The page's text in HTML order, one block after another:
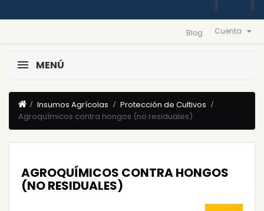
Cuenta 
Blog
MENÚ
Insumos Agrícolas
Protección de Cultivos
Agroquímicos contra hongos (no residuales)
AGROQUÍMICOS CONTRA HONGOS
(NO RESIDUALES)